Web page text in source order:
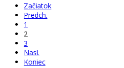
Začiatok
Predch.
1
2
3
Nasl.
Koniec